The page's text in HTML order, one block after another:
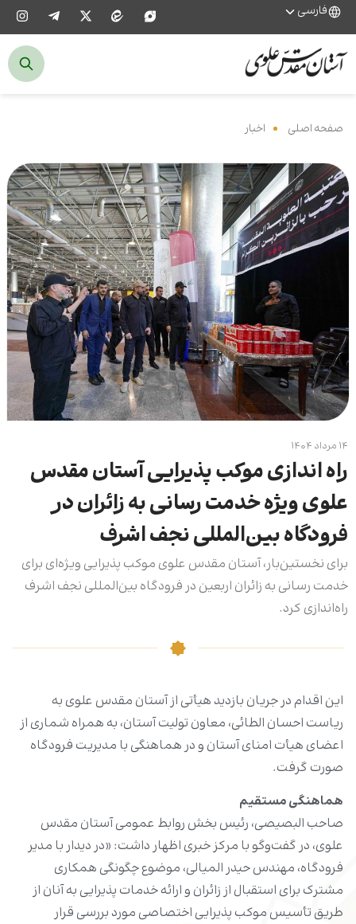
فارسی
صفحه اصلی اخبار
۱۴ مرداد ۱۴۰۴
راه اندازی موکب پذیرایی آستان مقدس
علوی ویژه‌ خدمت رسانی به زائران در
فرودگاه بین‌المللی نجف اشرف
برای نخستین‌بار، آستان مقدس علوی موکب پذیرایی ویژه‌ای برای
خدمت رسانی به زائران اربعین در فرودگاه بین‌المللی نجف اشرف
راه‌اندازی کرد.
این اقدام در جریان بازدید هیأتی از آستان مقدس علوی به
ریاست احسان الطائی، معاون تولیت آستان، به همراه شماری از
اعضای هیأت امنای آستان و در هماهنگی با مدیریت فرودگاه
صورت گرفت.
هماهنگی مستقیم
صاحب البصیصی، رئیس بخش روابط عمومی آستان مقدس
علوی، در گفت‌وگو با مرکز خبری اظهار داشت: «در دیدار با مدیر
فرودگاه، مهندس حیدر المیالی، موضوع چگونگی همکاری
مشترک برای استقبال از زائران و ارائه خدمات پذیرایی به آنان از
طریق تأسیس موکب پذیرایی اختصاصی مورد بررسی قرار